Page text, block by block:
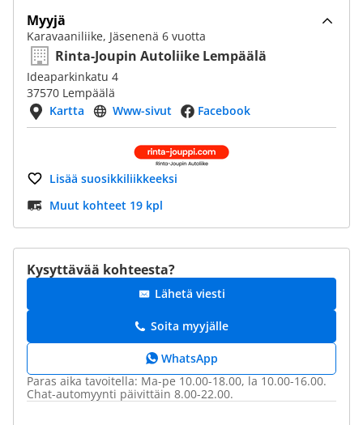
Myyjä
Karavaaniliike, Jäsenenä 6 vuotta
Rinta-Joupin Autoliike Lempäälä
Ideaparkinkatu 4
37570 Lempäälä
Kartta
Www-sivut Facebook
Lisää suosikkiliikkeeksi
Muut kohteet 19 kpl
Kysyttävää kohteesta?
Lähetä viesti
Soita myyjälle
WhatsApp
Paras aika tavoitella: Ma-pe 10.00-18.00, la 10.00-16.00.
Chat-automyynti päivittäin 8.00-22.00.